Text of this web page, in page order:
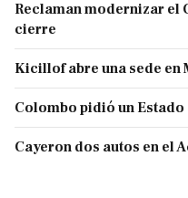
Reclaman modernizar el
cierre
Kicillof abre una sede en
Colombo pidió un Estado
Cayeron dos autos en el